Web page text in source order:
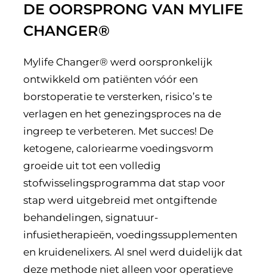
DE OORSPRONG VAN MYLIFE
CHANGER®
Mylife Changer® werd oorspronkelijk
ontwikkeld om patiënten vóór een
borstoperatie te versterken, risico’s te
verlagen en het genezingsproces na de
ingreep te verbeteren. Met succes! De
ketogene, caloriearme voedingsvorm
groeide uit tot een volledig
stofwisselingsprogramma dat stap voor
stap werd uitgebreid met ontgiftende
behandelingen, signatuur-
infusietherapieën, voedingssupplementen
en kruidenelixers. Al snel werd duidelijk dat
deze methode niet alleen voor operatieve